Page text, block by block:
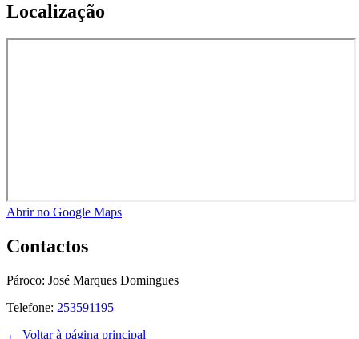
Localização
Abrir no Google Maps
Contactos
Pároco: José Marques Domingues
Telefone: 253591195
← Voltar à página principal